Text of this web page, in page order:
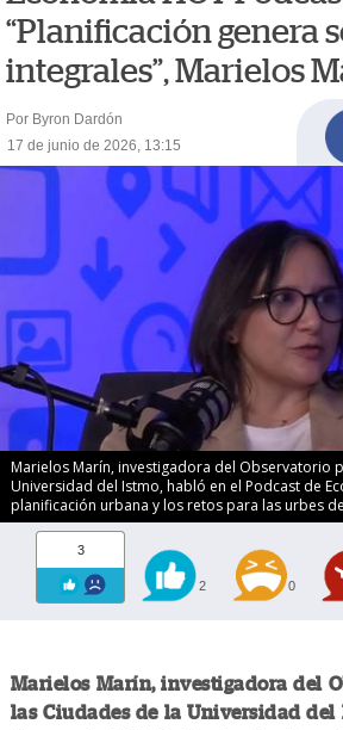
“Planificación genera
integrales”, Marielos
Por Byron Dardón
17 de junio de 2026, 13:15
Marielos Marín, investigadora del Observatorio
Universidad del Istmo, habló en el Podcast de
planificación urbana y los retos para las urbes
3
2 0
Marielos Marín, investigadora del
las Ciudades de la Universidad del